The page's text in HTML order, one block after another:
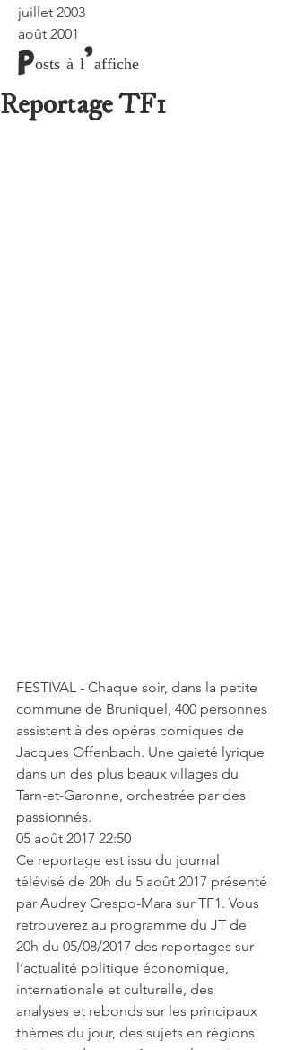
juillet 2003
août 2001
Posts à l'affiche
Reportage TF1
FESTIVAL - Chaque soir, dans la petite
commune de Bruniquel, 400 personnes
assistent à des opéras comiques de
Jacques Offenbach. Une gaieté lyrique
dans un des plus beaux villages du
Tarn-et-Garonne, orchestrée par des
passionnés.
05 août 2017 22:50
Ce reportage est issu du journal
télévisé de 20h du 5 août 2017 présenté
par Audrey Crespo-Mara sur TF1. Vous
retrouverez au programme du JT de
20h du 05/08/2017 des reportages sur
l’actualité politique économique,
internationale et culturelle, des
analyses et rebonds sur les principaux
thèmes du jour, des sujets en régions